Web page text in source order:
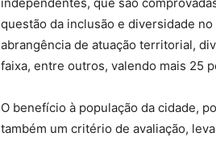
questão da inclusão e diversidade
abrangência de atuação territorial,
faixa, entre outros, valendo mais 25
O benefício à população da cidade,
também um critério de avaliação,